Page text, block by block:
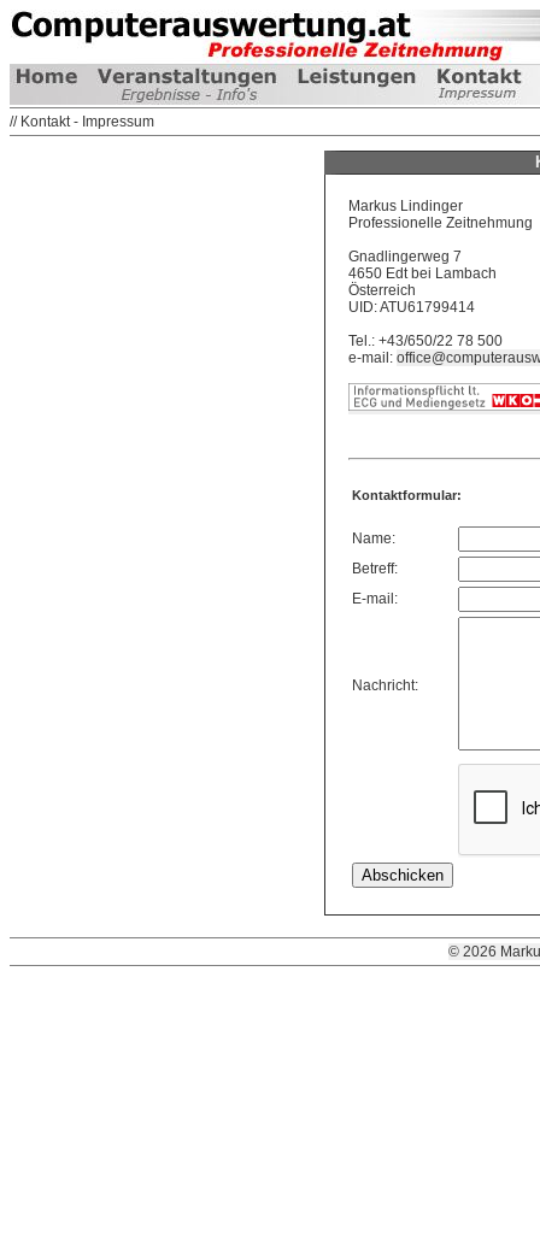
// Kontakt - Impressum
Markus Lindinger
Professionelle Zeitnehmung
Gnadlingerweg 7
4650 Edt bei Lambach
Österreich
UID: ATU61799414
Tel.: +43/650/22 78 500
e-mail:
Kontaktformular:
Name:
Betreff:
E-mail:
Nachricht:
© 2026